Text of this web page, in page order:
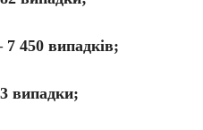
450 випадків;
випадки;